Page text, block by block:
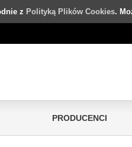
z Polityką Plików Cookies.
PRODUCENCI